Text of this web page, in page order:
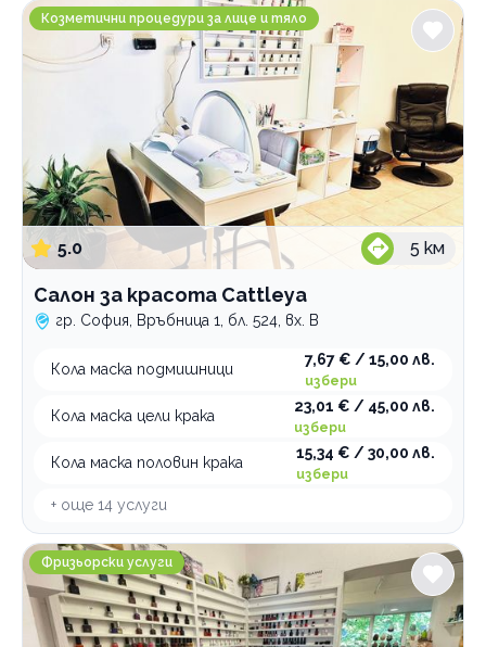
Салон за красота Cattleya
Козметични процедури за лице и тяло
5.0 5 км
Салон за красота Cattleya
гр. София, Връбница 1, бл. 524, вх. В
Кола маска подмишници
7,67 € / 15,00 лв.
избери
Кола маска цели крака
23,01 € / 45,00 лв.
избери
Кола маска половин крака
15,34 € / 30,00 лв.
избери
+ още 14 услуги
Студио за красота Бранков
Фризьорски услуги